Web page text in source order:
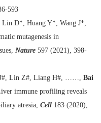
593
D*, Huang Y*, Wang J*,
mutagenesis in
Nature 597 (2021), 398-
J#, Lin Z#, Liang H#, ……, Bai
immune profiling reveals
atresia, Cell 183 (2020),